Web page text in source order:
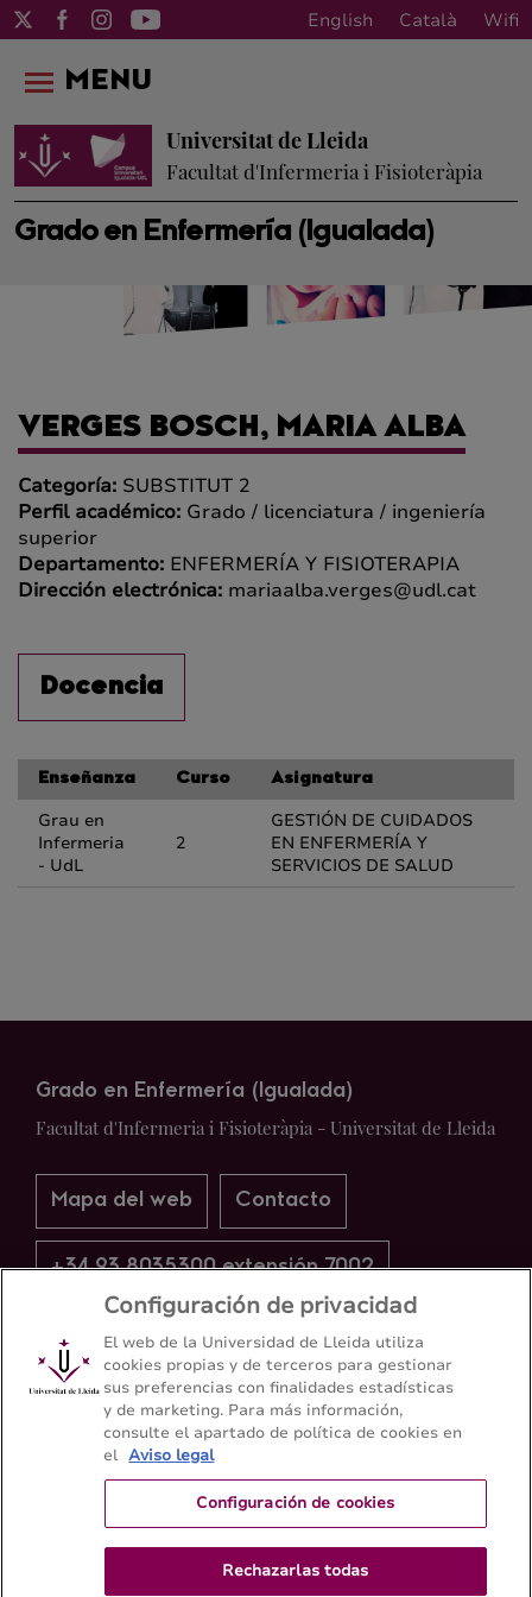
English Català Wifi
Grado en Enfermería (Igualada)
Universitat de Lleida
Facultat d'Infermeria i Fisioteràpia
MENU
VERGES BOSCH, MARIA ALBA
Categoría: SUBSTITUT 2
Perfil académico: Grado / licenciatura / ingeniería
superior
Departamento: ENFERMERÍA Y FISIOTERAPIA
Dirección electrónica: mariaalba.verges@udl.cat
Docencia
Enseñanza Curso Asignatura
Grau en
Infermeria
- UdL
2
GESTIÓN DE CUIDADOS
EN ENFERMERÍA Y
SERVICIOS DE SALUD
Grado en Enfermería (Igualada)
Facultat d'Infermeria i Fisioteràpia - Universitat de Lleida
Mapa del web Contacto
+34 93 8035300 extensión 7002
Configuración de privacidad
El web de la Universidad de Lleida utiliza
cookies propias y de terceros para gestionar
sus preferencias con finalidades estadísticas
y de marketing. Para más información,
consulte el apartado de política de cookies en
el Aviso legal
Configuración de cookies
Rechazarlas todas